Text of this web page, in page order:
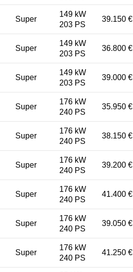
Super
149 kW
203 PS
39.150 €
Super
149 kW
203 PS
36.800 €
Super
149 kW
203 PS
39.000 €
Super
176 kW
240 PS
35.950 €
Super
176 kW
240 PS
38.150 €
Super
176 kW
240 PS
39.200 €
Super
176 kW
240 PS
41.400 €
Super
176 kW
240 PS
39.050 €
Super
176 kW
240 PS
41.250 €